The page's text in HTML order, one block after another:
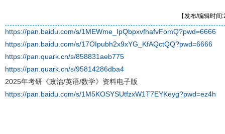
【发布/编辑时
https://pan.baidu.com/s/1MEWme_IpQbpxvfhafvFomQ?pwd=6666
https://pan.baidu.com/s/17OIpubh2x9xYG_KfAQctQQ?pwd=6666
https://pan.quark.cn/s/858831aeb775
https://pan.quark.cn/s/95814286dba4
2025年考研《政治/英语/数学》资料电子版
https://pan.baidu.com/s/1M5KOSYSUtfzxW1T7EYKeyg?pwd=ez4h